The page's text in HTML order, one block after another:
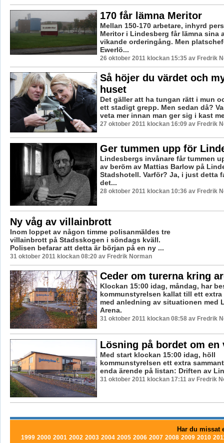
170 får lämna Meritor
Mellan 150-170 arbetare, inhyrd
Meritor i Lindesberg får lämna sina
vikande orderingång. Men
Ewerlö...
26 oktober 2011 klockan 15:35 av Fredrik
Så höjer du värdet och
huset
Det gäller att ha tungan rätt i mun
ett stadigt grepp. Men sedan då?
veta mer innan man ger sig i kast
27 oktober 2011 klockan 16:09 av Fredrik
Ger tummen upp för
Lindesbergs invånare får tummen
av beröm av Mattias Barlow på
Stadshotell. Varför? Ja, i just detta
det...
28 oktober 2011 klockan 10:36 av Fredrik
Ny våg av villainbrott
Inom loppet av någon timme polisanmäldes tre
villainbrott på Stadsskogen i söndags kväll.
Polisen befarar att detta är början på en ny ...
31 oktober 2011 klockan 08:20 av Fredrik Norman
Ceder om turerna kring
Klockan 15:00 idag, måndag, har
kommunstyrelsen kallat till ett extra
med anledning av situationen med
Arena.
31 oktober 2011 klockan 08:58 av Fredrik
Lösning på bordet om en
Med start klockan 15:00 idag, höll
kommunstyrelsen ett extra
enda ärende på listan: Driften av
31 oktober 2011 klockan 17:11 av Fredrik
Har du missat
1999 2000 2001 2002 2003 2004 2005 2006 2007 2008 2009 2010